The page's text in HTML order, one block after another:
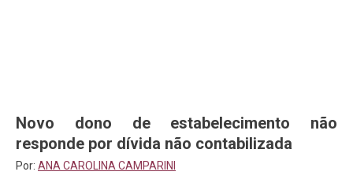
Novo dono de estabelecimento não
responde por dívida não contabilizada
Por: ANA CAROLINA CAMPARINI